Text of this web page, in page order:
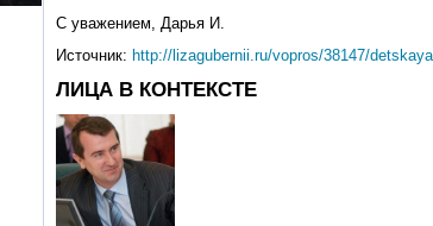
С уважением, Дарья И.
Источник: http://lizagubernii.ru/vopros/38147/
ЛИЦА В КОНТЕКСТЕ